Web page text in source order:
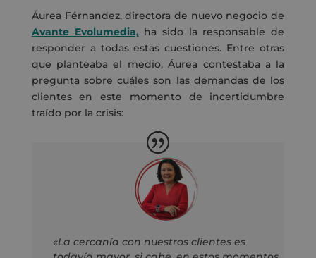
Áurea Férnandez, directora de nuevo negocio de
Avante Evolumedia, ha sido la responsable de
responder a todas estas cuestiones. Entre otras
que planteaba el medio, Áurea contestaba a la
pregunta sobre cuáles son las demandas de los
clientes en este momento de incertidumbre
traído por la crisis:
«La cercanía con nuestros clientes es